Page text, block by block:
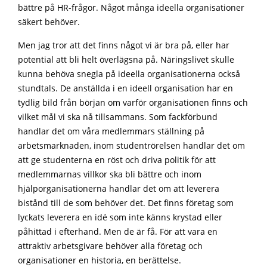
bättre på HR-frågor. Något många ideella organisationer
säkert behöver.
Men jag tror att det finns något vi är bra på, eller har
potential att bli helt överlägsna på. Näringslivet skulle
kunna behöva snegla på ideella organisationerna också
stundtals. De anställda i en ideell organisation har en
tydlig bild från början om varför organisationen finns och
vilket mål vi ska nå tillsammans. Som fackförbund
handlar det om våra medlemmars ställning på
arbetsmarknaden, inom studentrörelsen handlar det om
att ge studenterna en röst och driva politik för att
medlemmarnas villkor ska bli bättre och inom
hjälporganisationerna handlar det om att leverera
bistånd till de som behöver det. Det finns företag som
lyckats leverera en idé som inte känns krystad eller
påhittad i efterhand. Men de är få. För att vara en
attraktiv arbetsgivare behöver alla företag och
organisationer en historia, en berättelse.